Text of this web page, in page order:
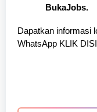
BukaJobs.
Dapatkan informasi
WhatsApp KLIK